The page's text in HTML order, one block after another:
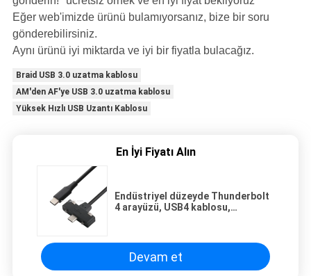
Eğer web'imizde ürünü bulamıyorsanız, bize bir soru
gönderebilirsiniz.
Aynı ürünü iyi miktarda ve iyi bir fiyatla bulacağız.
Braid USB 3.0 uzatma kablosu
AM'den AF'ye USB 3.0 uzatma kablosu
Yüksek Hızlı USB Uzantı Kablosu
En İyi Fiyatı Alın
Endüstriyel düzeyde Thunderbolt
4 arayüzü, USB4 kablosu,
Devam et